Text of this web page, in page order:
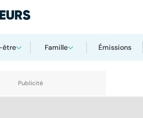
être Famille Émissions